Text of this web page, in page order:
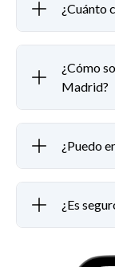
¿Cuánto
¿Cómo
Madrid?
¿Puedo
¿Es